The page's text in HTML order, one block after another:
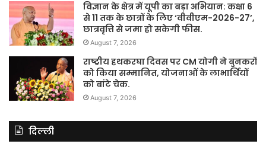
विज्ञान के क्षेत्र में यूपी का बड़ा अभियान: कक्षा 6
से 11 तक के छात्रों के लिए ‘वीवीएम-2026-27’,
छात्रवृत्ति से जमा हो सकेगी फीस.
August 7, 2026
राष्ट्रीय हथकरघा दिवस पर CM योगी ने बुनकरों
को किया सम्मानित, योजनाओं के लाभार्थियों
को बांटे चेक.
August 7, 2026
दिल्ली